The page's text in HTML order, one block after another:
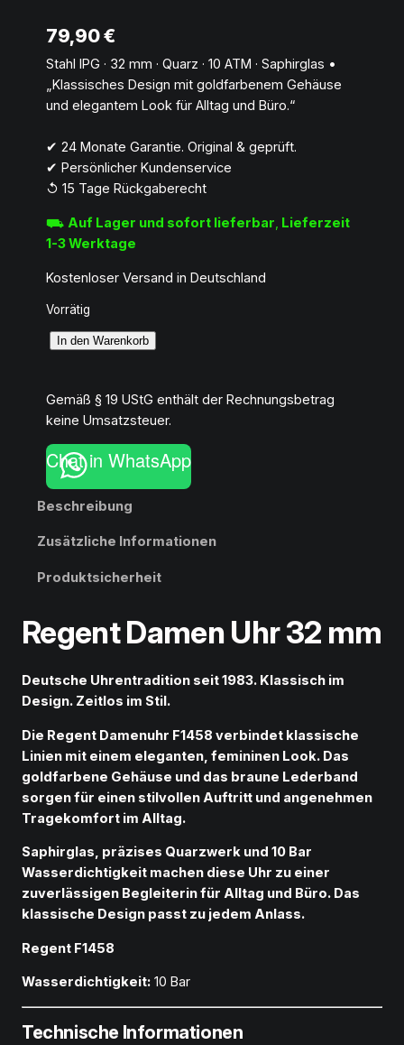
79,90€
Stahl IPG · 32 mm · Quarz · 10 ATM · Saphirglas •
„Klassisches Design mit goldfarbenem Gehäuse
und elegantem Look für Alltag und Büro.“
✔︎ 24 Monate Garantie. Original & geprüft.
✔︎ Persönlicher Kundenservice
↺ 15 Tage Rückgaberecht
⛟ Auf Lager und sofort lieferbar, Lieferzeit
1-3 Werktage
Kostenloser Versand in Deutschland
Vorrätig
e
n
t
D
a
m
n
3
m
m
M
e
n
g
e
In den Warenkorb
Gemäß § 19 UStG enthält der Rechnungsbetrag
keine Umsatzsteuer.
Chat in WhatsApp
Beschreibung
Zusätzliche Informationen
Produktsicherheit
Regent Damen Uhr 32 mm
Deutsche Uhrentradition seit 1983. Klassisch im
Design. Zeitlos im Stil.
Die Regent Damenuhr F1458 verbindet klassische
Linien mit einem eleganten, femininen Look. Das
goldfarbene Gehäuse und das braune Lederband
sorgen für einen stilvollen Auftritt und angenehmen
Tragekomfort im Alltag.
Saphirglas, präzises Quarzwerk und 10 Bar
Wasserdichtigkeit machen diese Uhr zu einer
zuverlässigen Begleiterin für Alltag und Büro. Das
klassische Design passt zu jedem Anlass.
Regent F1458
Wasserdichtigkeit: 10 Bar
Technische Informationen